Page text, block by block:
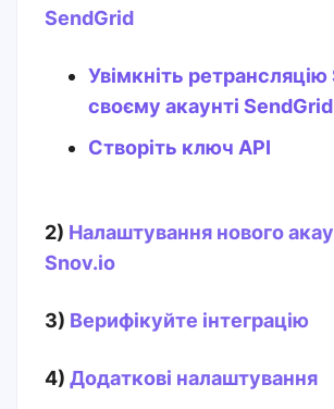
SendGrid
Увімкніть ретрансляцію
своєму акаунті SendGrid
Створіть ключ API
2) Налаштування нового
Snov.io
3) Верифікуйте інтеграцію
4) Додаткові налаштування